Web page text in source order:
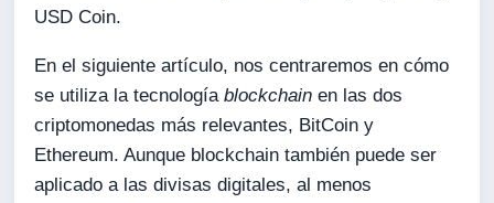
USD Coin.
En el siguiente artículo, nos centraremos en cómo
se utiliza la tecnologíablockchain en las dos
criptomonedas más relevantes, BitCoin y
Ethereum. Aunque blockchain también puede ser
aplicado a las divisas digitales, al menos